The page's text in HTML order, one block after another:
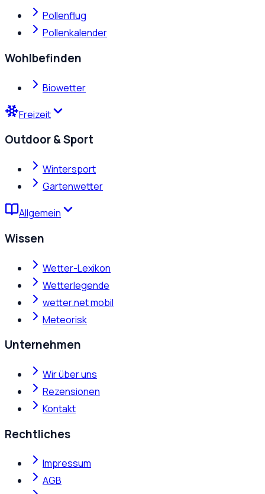
Pollenflug
Pollenkalender
Wohlbefinden
Biowetter
Freizeit
Outdoor & Sport
Wintersport
Gartenwetter
Allgemein
Wissen
Wetter-Lexikon
Wetterlegende
wetter.net mobil
Meteorisk
Unternehmen
Wir über uns
Rezensionen
Kontakt
Rechtliches
Impressum
AGB